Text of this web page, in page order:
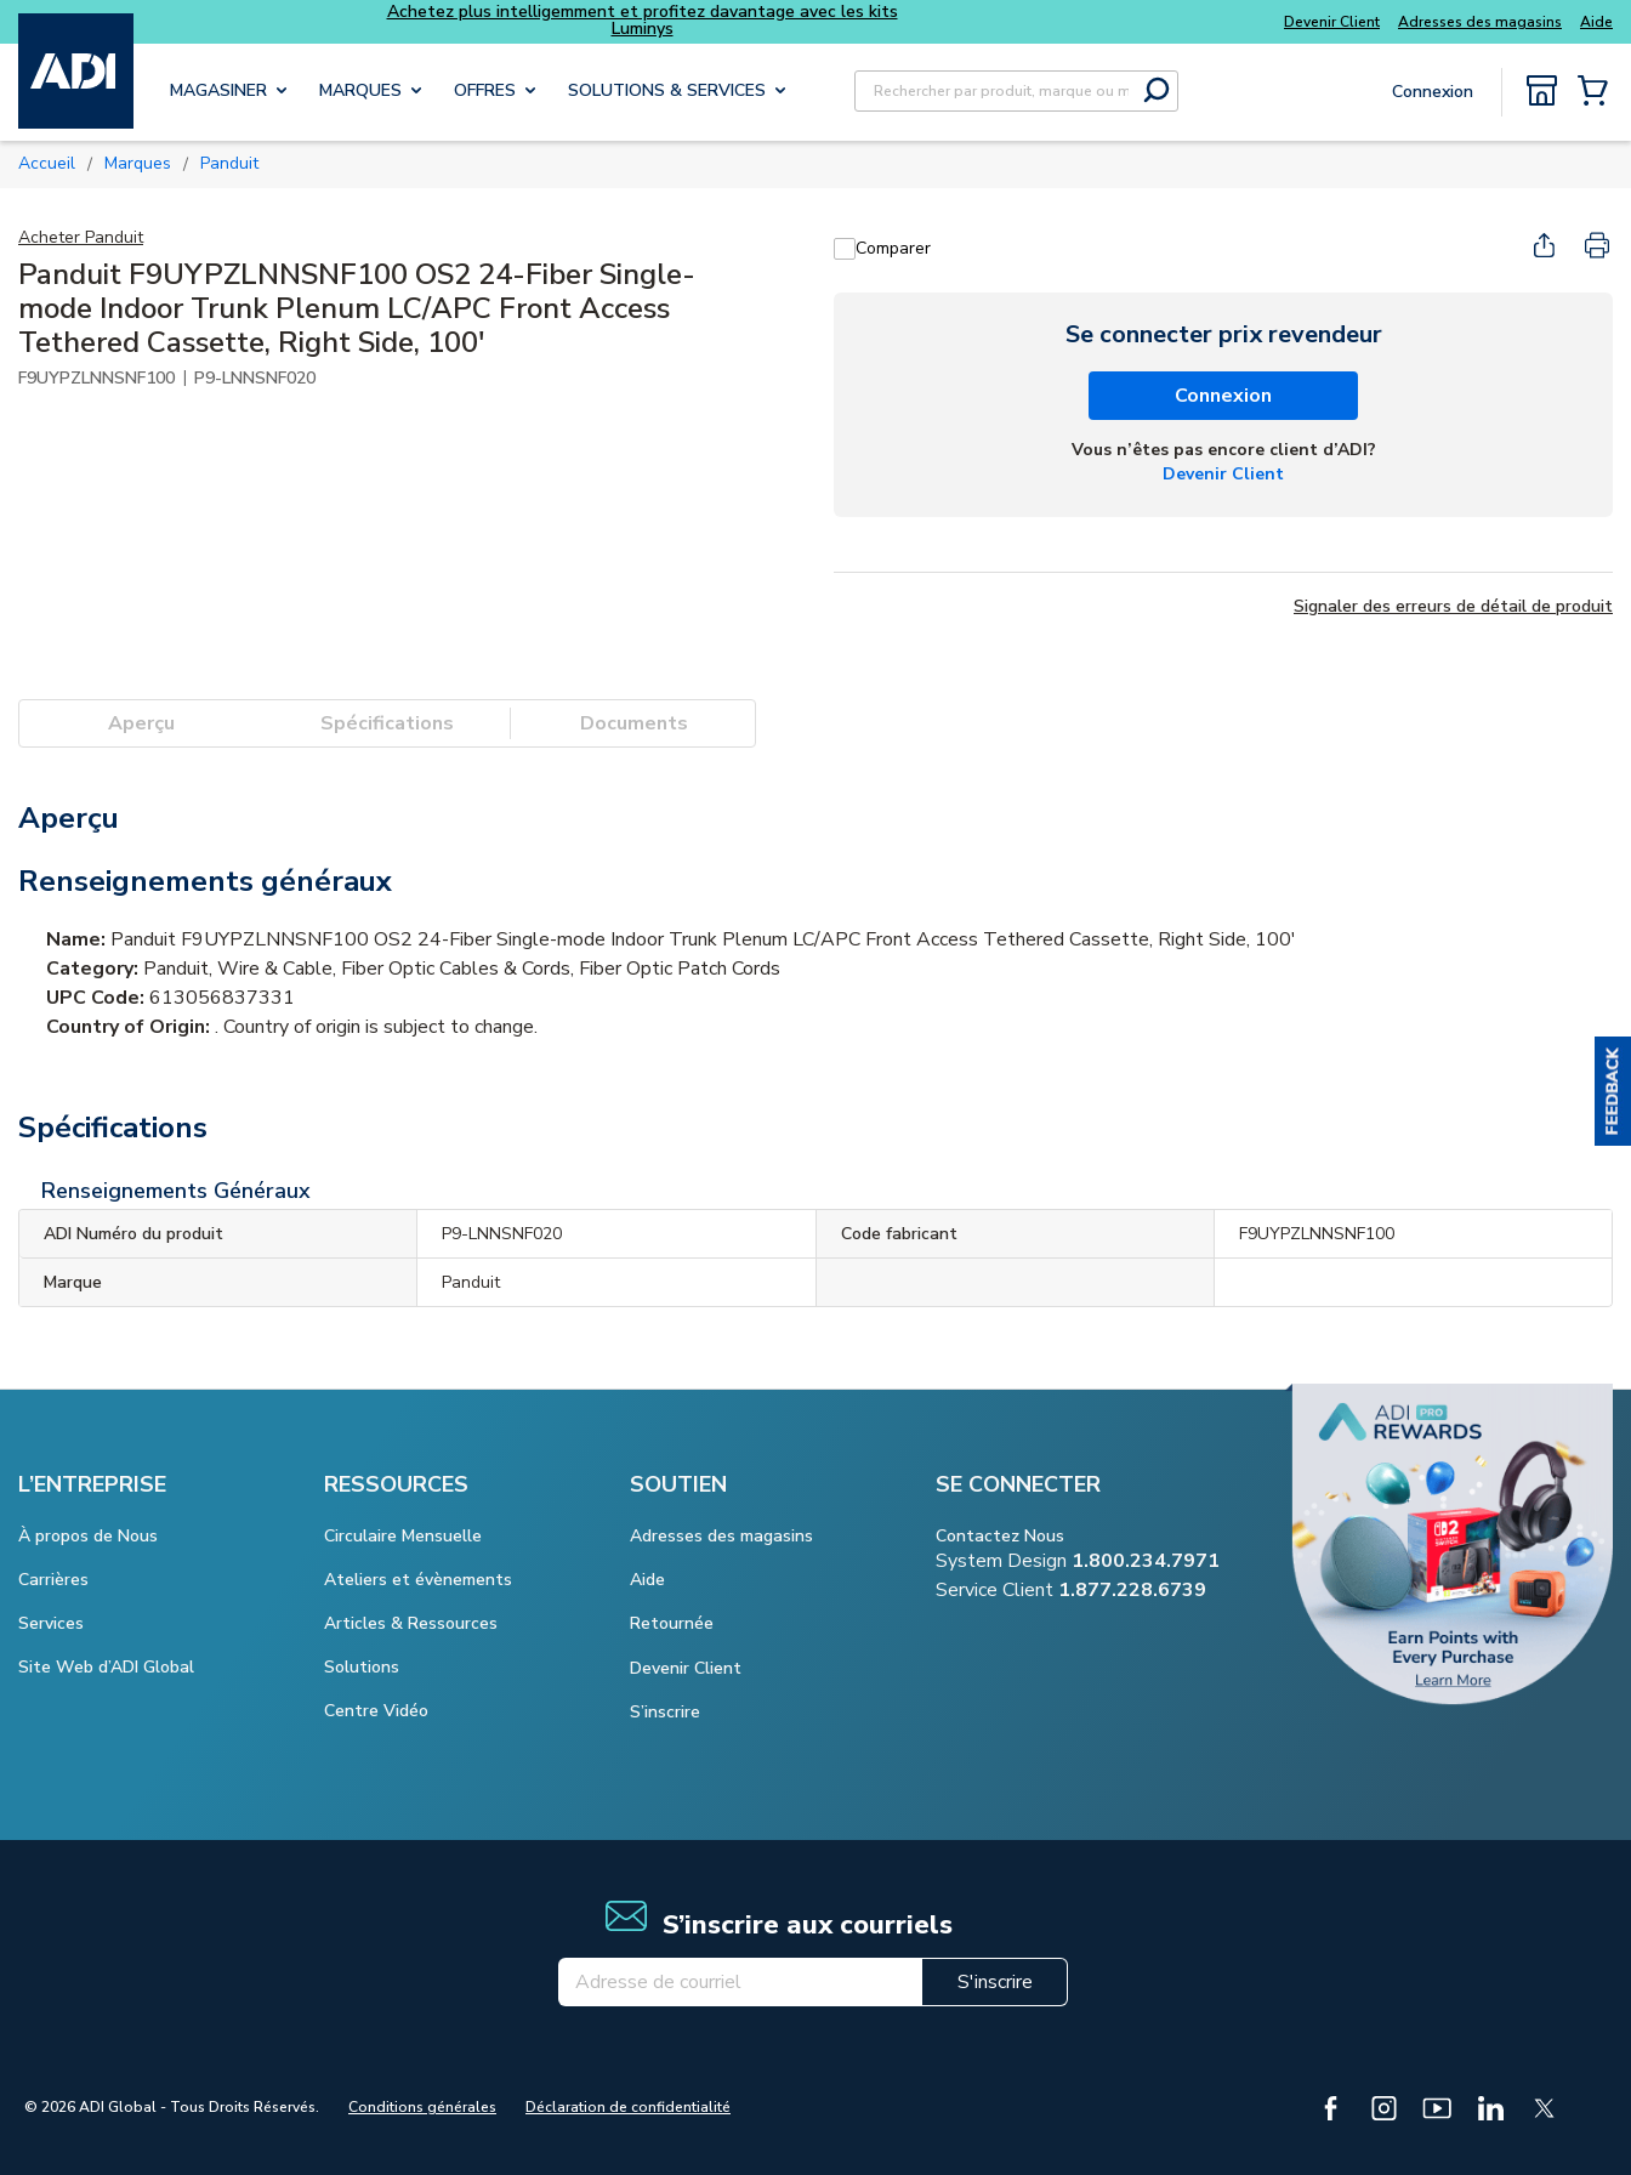
Skip to main content
Achetez plus intelligemment et profitez davantage avec les kits
Luminys Tous vos essentiels du quotidien, sans délai Achetez plus
Devenir Client Adresses des magasins Aide
MAGASINER MARQUES OFFRES SOLUTIONS & SERVICES
Recherche sur le site
Soumettre la recherche
Connexion
Accueil / Marques / Panduit
Acheter Panduit
Panduit F9UYPZLNNSNF100 OS2 24-Fiber Single-
mode Indoor Trunk Plenum LC/APC Front Access
Tethered Cassette, Right Side, 100'
F9UYPZLNNSNF100 | P9-LNNSNF020
Comparer
Se connecter prix revendeur
Connexion
Vous n’êtes pas encore client d’ADI?
Devenir Client
Signaler des erreurs de détail de produit
Aperçu Spécifications Documents
Aperçu
Renseignements généraux
Name: Panduit F9UYPZLNNSNF100 OS2 24-Fiber Single-mode Indoor Trunk Plenum LC/APC Front Access Tethered Cassette, Right Side, 100'
Category: Panduit, Wire & Cable, Fiber Optic Cables & Cords, Fiber Optic Patch Cords
UPC Code: 613056837331
Country of Origin: . Country of origin is subject to change.
Spécifications
Renseignements Généraux
ADI Numéro du produit P9-LNNSNF020 Code fabricant F9UYPZLNNSNF100
Marque Panduit
L’ENTREPRISE
À propos de Nous
Carrières
Services
Site Web d’ADI Global
RESSOURCES
Circulaire Mensuelle
Ateliers et évènements
Articles & Ressources
Solutions
Centre Vidéo
SOUTIEN
Adresses des magasins
Aide
Retournée
Devenir Client
S’inscrire
SE CONNECTER
Contactez Nous
System Design 1.800.234.7971
Service Client 1.877.228.6739
S’inscrire aux courriels
S'inscrire
© 2026 ADI Global - Tous Droits Réservés. Conditions générales Déclaration de confidentialité